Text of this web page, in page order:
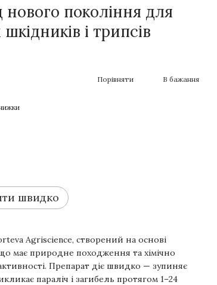
покоління для
і трипсів
Порівняти В бажання
швидко
Agriscience, створений на основі
має природне походження та хімічно
Препарат діє швидко — зупиняє
параліч і загибель протягом 1–24